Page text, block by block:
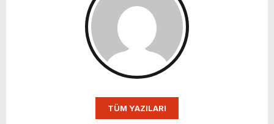
TÜM YAZILARI